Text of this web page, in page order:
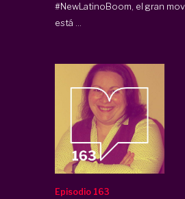
#NewLatinoBoom, el gran
está ...
Episodio 163